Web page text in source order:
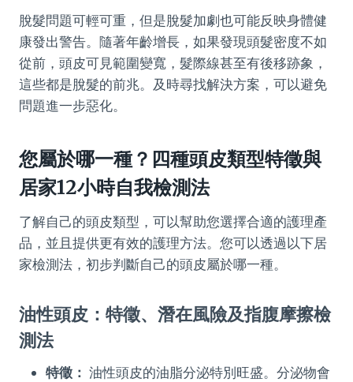
脫髮問題可輕可重，但是脫髮加劇也可能反映身體健
康發出警告。隨著年齡增長，如果發現頭髮密度不如
從前，頭皮可見範圍變寬，髮際線甚至有後移跡象，
這些都是脫髮的前兆。及時尋找解決方案，可以避免
問題進一步惡化。
您屬於哪一種？四種頭皮類型特徵與
居家12小時自我檢測法
了解自己的頭皮類型，可以幫助您選擇合適的護理產
品，並且提供更有效的護理方法。您可以透過以下居
家檢測法，初步判斷自己的頭皮屬於哪一種。
油性頭皮：特徵、潛在風險及指腹摩擦檢
測法
特徵： 油性頭皮的油脂分泌特別旺盛。分泌物會